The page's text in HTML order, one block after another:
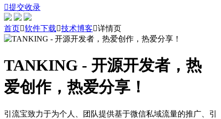
提交收录
首页软件下载技术博客详情页
TANKING - 开源开发者，热
爱创作，热爱分享！
引流宝致力于为个人、团队提供基于微信私域流量的推广、引